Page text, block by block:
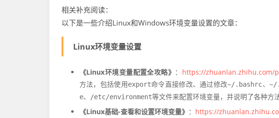
相关补充阅读：
以下是一些介绍Linux和Windows环境变量设置的文章：
Linux环境变量设置
《Linux环境变量配置全攻略》 ： https://zhuanlan.zhihu.com/
方法，包括使用export命令直接修改、通过修改~/.bashrc、 ~/
e、 /etc/environment等文件来配置环境变量，并说明了各种方
《Linux基础-查看和设置环境变量》 ： https://